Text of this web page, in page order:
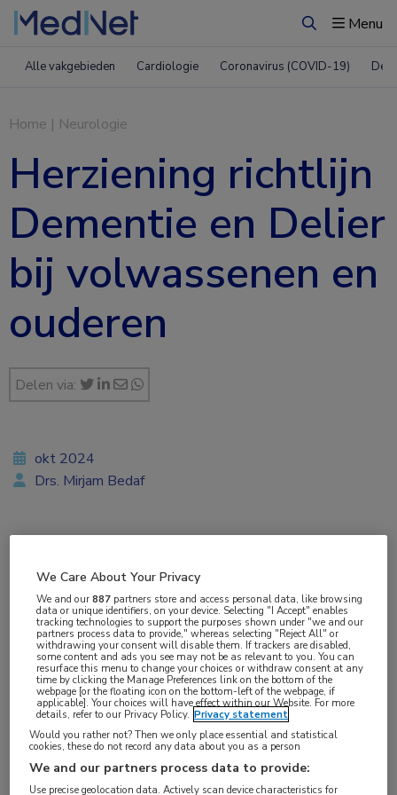
ZoekenMenu
Alle vakgebieden Cardiologie Coronavirus (COVID-19)
Home | Neurologie
Herziening richtlijn
Dementie en Delier
bij volwassenen en
ouderen
Delen via:
Vanwege nieuw gepubliceerd wetenschappelijk
okt 2024
Drs. Mirjam Bedaf
Neurologie
Aandachtsgebieden:
Dementie,Ouderen
Tags:
benzodiazepine,delier
We Care About Your Privacy
We and our887 partners store and access personal data, like browsing
data or unique identifiers, on your device. Selecting "I Accept" enables
tracking technologies to support the purposes shown under "we and our
partners process data to provide," whereas selecting "Reject All" or
withdrawing your consent will disable them. If trackers are disabled,
some content and ads you see may not be as relevant to you. You can
resurface this menu to change your choices or withdraw consent at any
time by clicking the Manage Preferences link on the bottom of the
webpage [or the floating icon on the bottom-left of the webpage, if
applicable]. Your choices will have effect within our Website. For more
details, refer to our Privacy Policy. Privacy statement
Would you rather not? Then we only place essential and statistical
cookies, these do not record any data about you as a person
We and our partners process data to provide:
Use precise geolocation data. Actively scan device characteristics for